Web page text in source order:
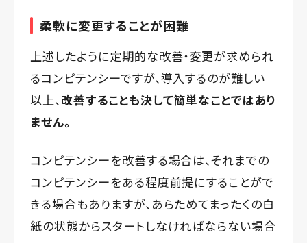
柔軟に変更することが困難
上述したように定期的な改善・変更が求められ
るコンピテンシーですが、導入するのが難しい
以上、改善することも決して簡単なことではあり
ません。
コンピテンシーを改善する場合は、それまでの
コンピテンシーをある程度前提にすることがで
きる場合もありますが、あらためてまったくの白
紙の状態からスタートしなければならない場合